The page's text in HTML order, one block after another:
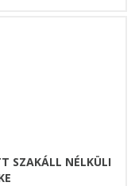
SZAKÁLL NÉLKÜLI